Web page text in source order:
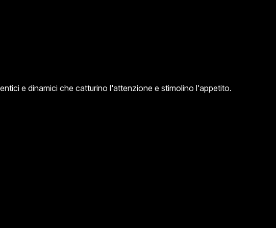
e dinamici che catturino l'attenzione e stimolino l'appetito.